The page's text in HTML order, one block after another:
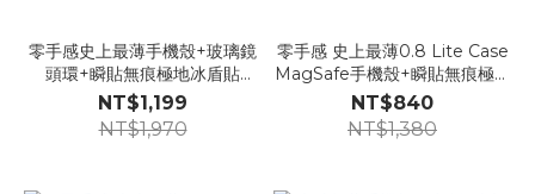
零手感史上最薄手機殼+玻璃鏡
頭環+瞬貼無痕極地冰盾貼
【GG45】
NT$1,199
NT$1,970
零手感 史上最薄0.8 Lite Case
MagSafe手機殼+瞬貼無痕極地
冰盾貼Londonimg【GG03】
NT$840
NT$1,380